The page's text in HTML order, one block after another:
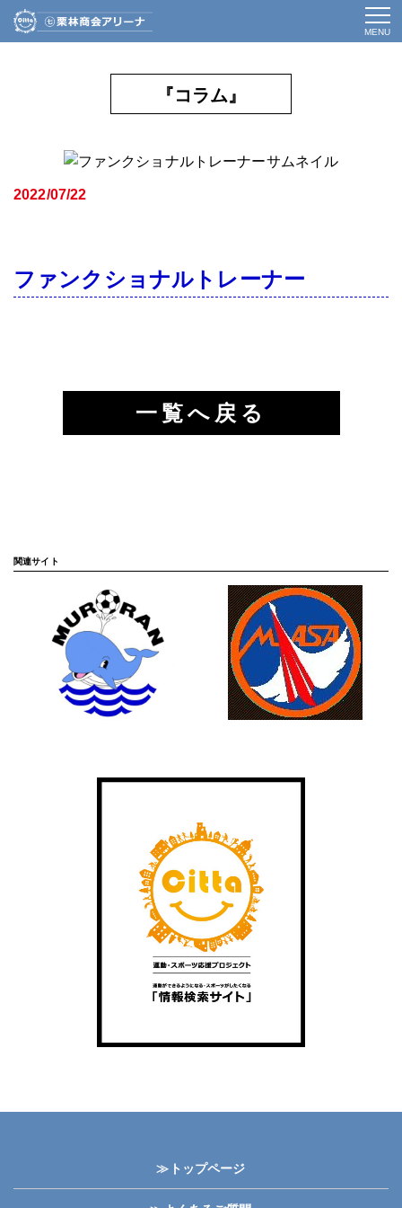
MENU
『コラム』
2022/07/22
ファンクショナルトレーナー
一覧へ戻る
関連サイト
≫トップページ